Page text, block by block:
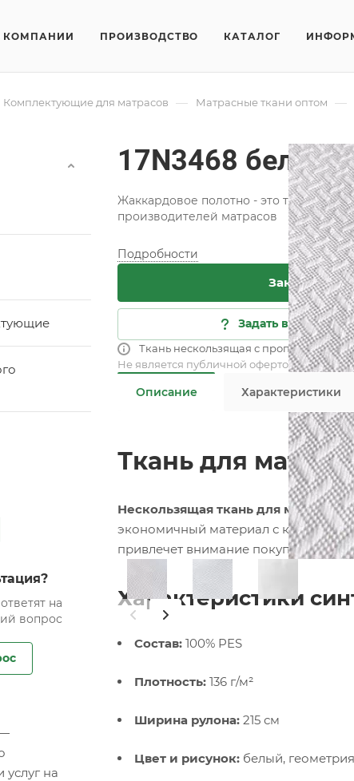
КОМПАНИИ ПРОИЗВОДСТВО КАТАЛОГ
Комплектующие для матрасов — Матрасные ткани оптом —
17N3468 белый
Жаккардовое полотно - это ткань с
производителей матрасов
Подробности
Заказать
Задать вопрос
Ткань нескользящая с пропиткой
Не является публичной офертой
Описание Характеристики
Ткань для
Нескользящая ткань для матраса
экономичный материал с красивым
привлечет внимание покупателя.
Характеристики
Состав: 100% PES
Плотность: 136 г/м²
Ширина рулона: 215 см
Цвет и рисунок: белый, геометрия
на
вопрос
услуг на